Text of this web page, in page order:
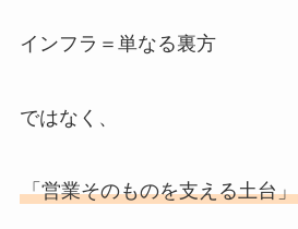
インフラ＝単なる裏方
ではなく、
「営業そのものを支える土台」